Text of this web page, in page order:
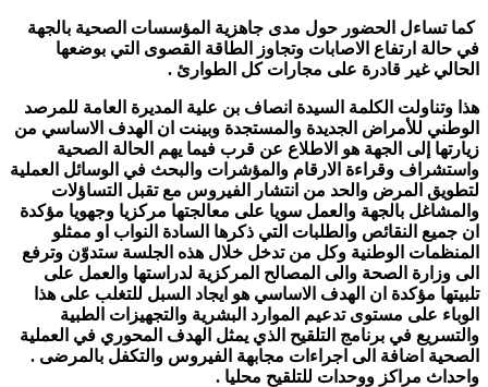
كما تساءل الحضور حول مدى جاهزية المؤسسات الصحية بالجهة
في حالة ارتفاع الاصابات وتجاوز الطاقة القصوى التي بوضعها
الحالي غير قادرة على مجارات كل الطوارئ .
هذا وتناولت الكلمة السيدة انصاف بن علية المديرة العامة للمرصد
الوطني للأمراض الجديدة والمستجدة وبينت ان الهدف الاساسي من
زيارتها إلى الجهة هو الاطلاع عن قرب فيما يهم الحالة الصحية
واستشراف وقراءة الارقام والمؤشرات والبحث في الوسائل العملية
لتطويق المرض والحد من انتشار الفيروس مع تقبل التساؤلات
والمشاغل بالجهة والعمل سويا على معالجتها مركزيا وجهويا مؤكدة
ان جميع النقائص والطلبات التي ذكرها السادة النواب او ممثلو
المنظمات الوطنية وكل من تدخل خلال هذه الجلسة ستدوّن وترفع
الى وزارة الصحة والى المصالح المركزية لدراستها والعمل على
تلبيتها مؤكدة ان الهدف الاساسي هو ايجاد السبل للتغلب على هذا
الوباء على مستوى تدعيم الموارد البشرية والتجهيزات الطبية
والتسريع في برنامج التلقيح الذي يمثل الهدف المحوري في العملية
الصحية اضافة الى اجراءات مجابهة الفيروس والتكفل بالمرضى .
واحداث مراكز ووحدات للتلقيح محليا .